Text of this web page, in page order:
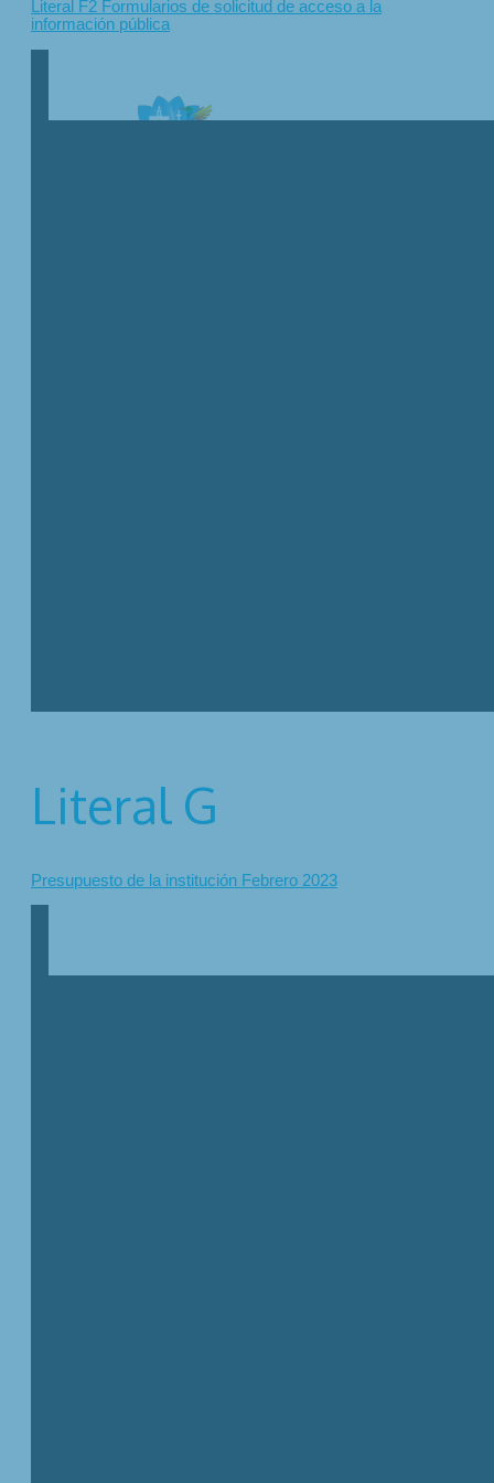
Literal F2 Formularios de solicitud de acceso a la
información pública
Literal G
Presupuesto de la institución Febrero 2023